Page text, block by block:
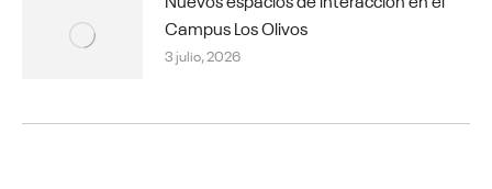
Campus Los Olivos
3 julio, 2026